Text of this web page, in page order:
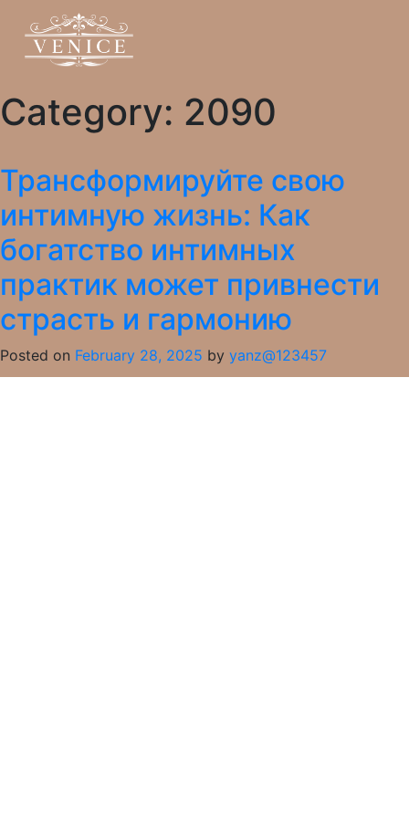
Category: 2090
Трансформируйте свою
интимную жизнь: Как
богатство интимных
практик может привнести
страсть и гармонию
Posted on February 28, 2025 by yanz@123457